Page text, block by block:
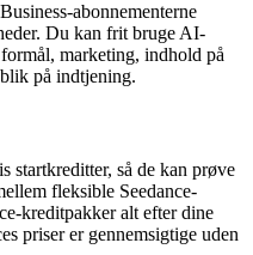
abonnementerne
Du kan frit bruge AI-
marketing, indhold på
på indtjening.
startkreditter, så de kan prøve
fleksible Seedance-
kreditpakker alt efter dine
priser er gennemsigtige uden